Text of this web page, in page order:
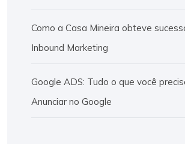
Como a Casa Mineira obteve
Inbound Marketing
Google ADS: Tudo o que você
Anunciar no Google